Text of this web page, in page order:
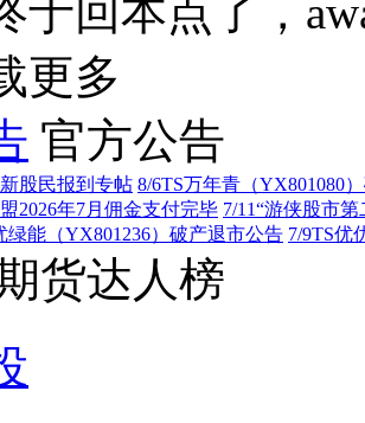
于回本点了，
更多
官方公告
股民报到专帖 8/6TS万年青（YX801080
2026年7月佣金支付完毕 7/11“游侠股市
绿能（YX801236）破产退市公告 7/9TS优
货达人榜